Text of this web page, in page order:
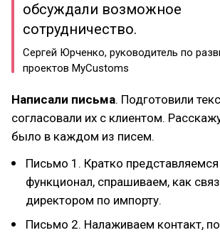
обсуждали возможное
сотрудничество.
Сергей Юрченко, руководитель по
проектов MyСustoms
Написали письма. Подготовили
согласовали их с клиентом.
было в каждом из писем.
Письмо 1. Кратко
функционал, спрашиваем, как
директором по импорту.
Письмо 2. Налаживаем контакт,